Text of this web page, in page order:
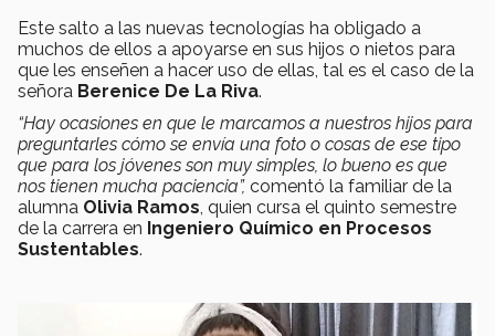
Este salto a las nuevas tecnologías ha obligado a
muchos de ellos a apoyarse en sus hijos o nietos para
que les enseñen a hacer uso de ellas, tal es el caso de la
señora Berenice De La Riva.
“Hay ocasiones en que le marcamos a nuestros hijos para
preguntarles cómo se envía una foto o cosas de ese tipo
que para los jóvenes son muy simples, lo bueno es que
nos tienen mucha paciencia”, comentó la familiar de la
alumna Olivia Ramos , quien cursa el quinto semestre
de la carrera en Ingeniero Químico en Procesos
Sustentables.